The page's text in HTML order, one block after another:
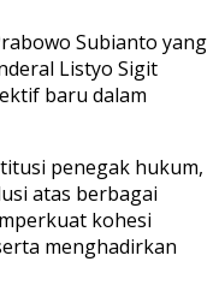
Subianto yang
Listyo Sigit
baru dalam
penegak hukum,
atas berbagai
kohesi
menghadirkan